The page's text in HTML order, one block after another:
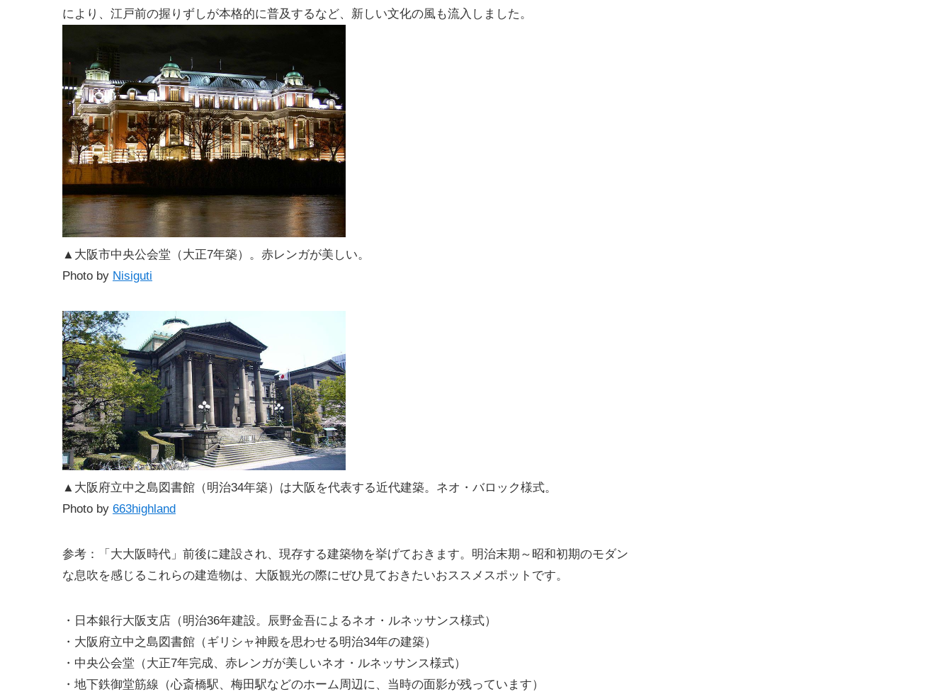
により、江戸前の握りずしが本格的に普及するなど、新しい文化の風も流入しました。
▲大阪市中央公会堂（大正7年築）。赤レンガが美しい。
Photo by Nisiguti
▲大阪府立中之島図書館（明治34年築）は大阪を代表する近代建築。ネオ・バロック様式。
Photo by 663highland
参考：「大大阪時代」前後に建設され、現存する建築物を挙げておきます。明治末期～昭和初期のモダン
な息吹を感じるこれらの建造物は、大阪観光の際にぜひ見ておきたいおススメスポットです。
・日本銀行大阪支店（明治36年建設。辰野金吾によるネオ・ルネッサンス様式）
・大阪府立中之島図書館（ギリシャ神殿を思わせる明治34年の建築）
・中央公会堂（大正7年完成、赤レンガが美しいネオ・ルネッサンス様式）
・地下鉄御堂筋線（心斎橋駅、梅田駅などのホーム周辺に、当時の面影が残っています）